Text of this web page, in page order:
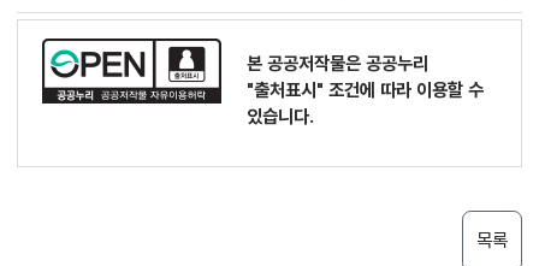
본 공공저작물은 공공누리
"출처표시" 조건에 따라 이용할 수
있습니다.
목록